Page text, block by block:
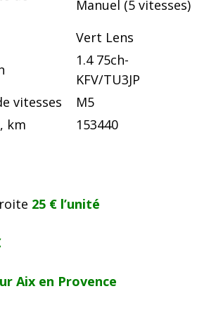
Manuel (5 vitesses)
Vert Lens
1.4 75ch-
KFV/TU3JP
vitesses
M5
km
153440
25 € l’unité
Aix en Provence